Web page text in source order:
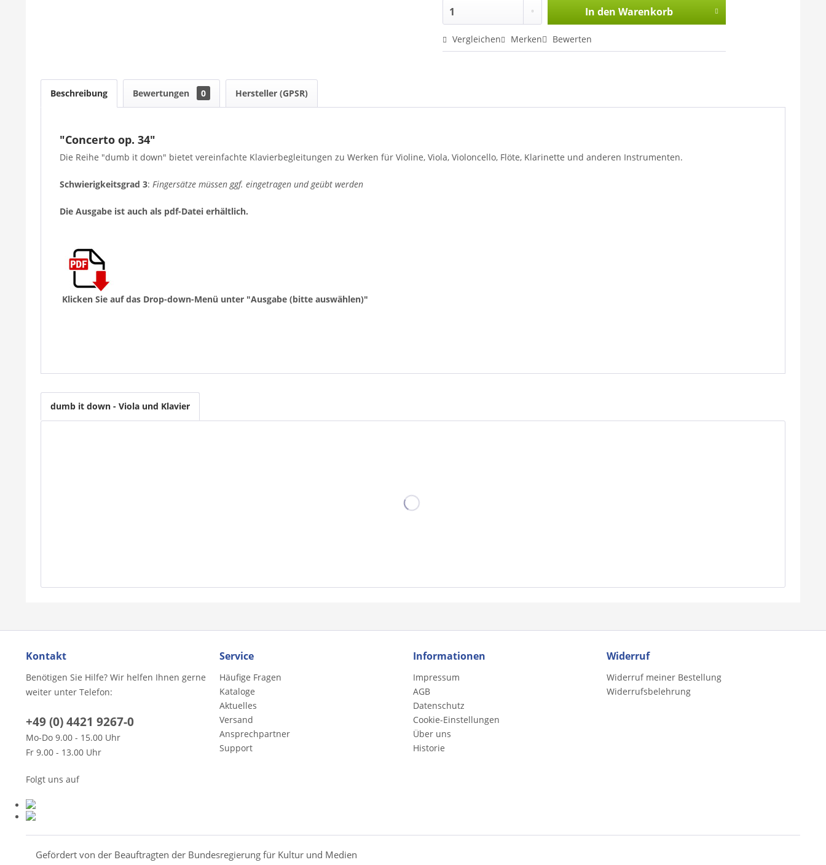
In den Warenkorb
Vergleichen Merken Bewerten
Beschreibung Bewertungen 0 Hersteller (GPSR)
"Concerto op. 34"
Die Reihe "dumb it down" bietet vereinfachte Klavierbegleitungen zu Werken für Violine, Viola, Violoncello, Flöte, Klarinette und anderen Instrumenten.
Schwierigkeitsgrad 3: Fingersätze müssen ggf. eingetragen und geübt werden
Die Ausgabe ist auch als pdf-Datei erhältlich.
Klicken Sie auf das Drop-down-Menü unter "Ausgabe (bitte auswählen)"
dumb it down - Viola und Klavier
Kontakt
Benötigen Sie Hilfe? Wir helfen Ihnen gerne
weiter unter Telefon:
+49 (0) 4421 9267-0
Mo-Do 9.00 - 15.00 Uhr
Fr 9.00 - 13.00 Uhr
Folgt uns auf
Service
Häufige Fragen
Kataloge
Aktuelles
Versand
Ansprechpartner
Support
Informationen
Impressum
AGB
Datenschutz
Cookie-Einstellungen
Über uns
Historie
Widerruf
Widerruf meiner Bestellung
Widerrufsbelehrung
Gefördert von der Beauftragten der Bundesregierung für Kultur und Medien